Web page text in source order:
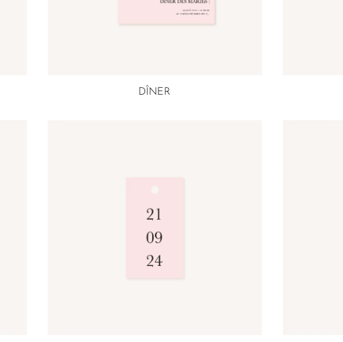
DÎNER